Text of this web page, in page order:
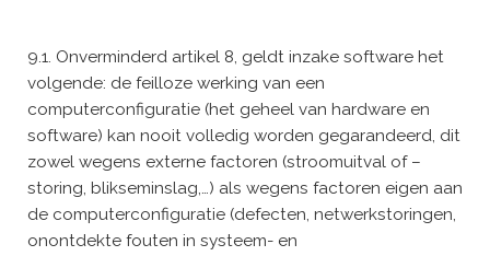
9.1. Onverminderd artikel 8, geldt inzake software het
volgende: de feilloze werking van een
computerconfiguratie (het geheel van hardware en
software) kan nooit volledig worden gegarandeerd, dit
zowel wegens externe factoren (stroomuitval of –
storing, blikseminslag,…) als wegens factoren eigen aan
de computerconfiguratie (defecten, netwerkstoringen,
onontdekte fouten in systeem- en